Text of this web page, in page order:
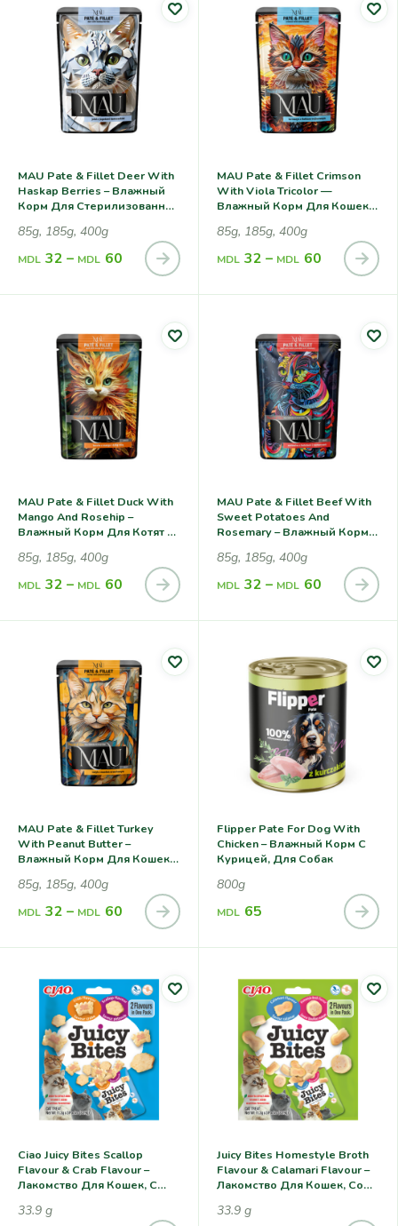
MAU Pate & Fillet Deer With
Haskap Berries – Влажный
Корм Для Cтерилизованных
Ягодами Жимолости
85g, 185g, 400g
MDL 32 – MDL 60
MAU Pate & Fillet Crimson
With Viola Tricolor —
Влажный Корм Для Кошек,
Фиалкой
85g, 185g, 400g
MDL 32 – MDL 60
MAU Pate & Fillet Duck With
Mango And Rosehip –
Влажный Корм Для Котят С
Шиповником
85g, 185g, 400g
MDL 32 – MDL 60
MAU Pate & Fillet Beef With
Sweet Potatoes And
Rosemary – Влажный Корм
Сладким Картофелем И
Розмарином
85g, 185g, 400g
MDL 32 – MDL 60
MAU Pate & Fillet Turkey
With Peanut Butter –
Влажный Корм Для Кошек С
Пастой
85g, 185g, 400g
MDL 32 – MDL 60
Flipper Pate For Dog With
Chicken – Влажный Корм С
Курицей, Для Собак
800g
MDL 65
Ciao Juicy Bites Scallop
Flavour & Crab Flavour –
Лакомство Для Кошек, С
Крабом
33.9 g
Juicy Bites Homestyle Broth
Flavour & Calamari Flavour –
Лакомство Для Кошек, Cо
И Кальмара
33.9 g